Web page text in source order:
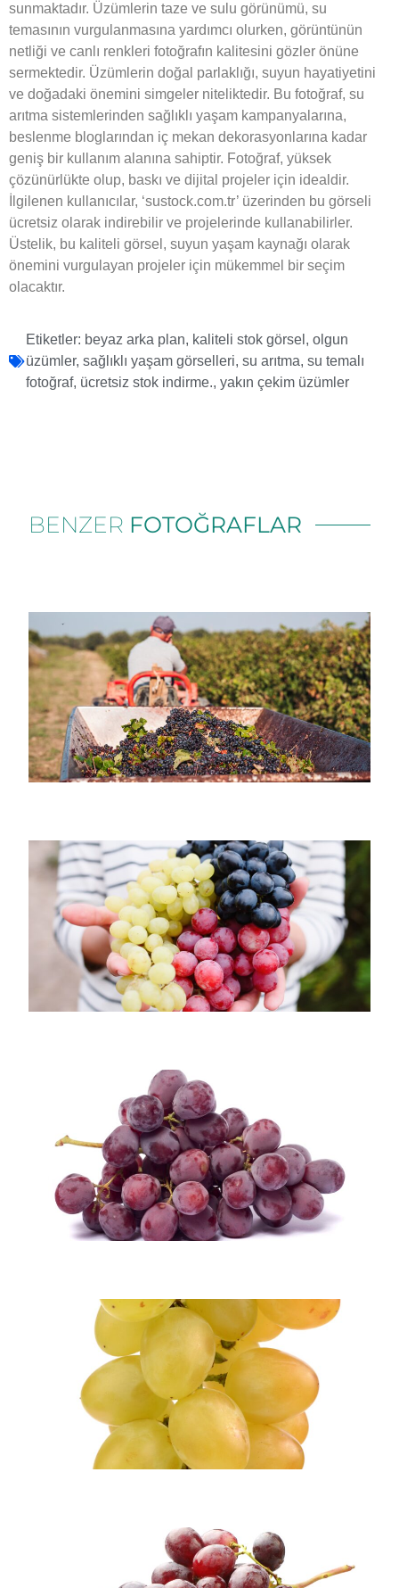
sunmaktadır. Üzümlerin taze ve sulu görünümü, su
temasının vurgulanmasına yardımcı olurken, görüntünün
netliği ve canlı renkleri fotoğrafın kalitesini gözler önüne
sermektedir. Üzümlerin doğal parlaklığı, suyun hayatiyetini
ve doğadaki önemini simgeler niteliktedir. Bu fotoğraf, su
arıtma sistemlerinden sağlıklı yaşam kampanyalarına,
beslenme bloglarından iç mekan dekorasyonlarına kadar
geniş bir kullanım alanına sahiptir. Fotoğraf, yüksek
çözünürlükte olup, baskı ve dijital projeler için idealdir.
İlgilenen kullanıcılar, ‘sustock.com.tr’ üzerinden bu görseli
ücretsiz olarak indirebilir ve projelerinde kullanabilirler.
Üstelik, bu kaliteli görsel, suyun yaşam kaynağı olarak
önemini vurgulayan projeler için mükemmel bir seçim
olacaktır.
Etiketler: beyaz arka plan, kaliteli stok görsel , olgun
üzümler, sağlıklı yaşam görselleri, su arıtma, su temalı
fotoğraf, ücretsiz stok indirme., yakın çekim üzümler
BENZER FOTOĞRAFLAR